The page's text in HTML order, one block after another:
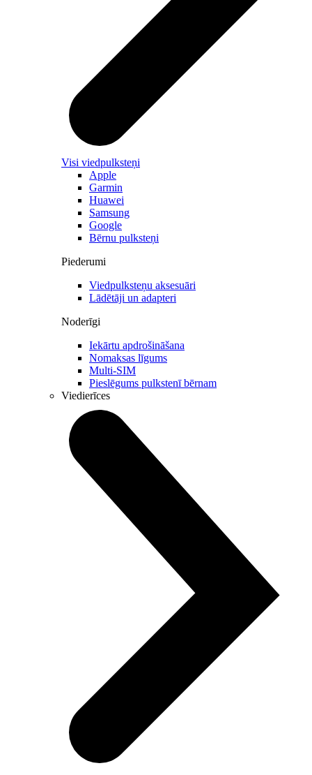
Visi viedpulksteņi
Apple
Garmin
Huawei
Samsung
Google
Bērnu pulksteņi
Piederumi
Viedpulksteņu aksesuāri
Lādētāji un adapteri
Noderīgi
Iekārtu apdrošināšana
Nomaksas līgums
Multi-SIM
Pieslēgums pulkstenī bērnam
Viedierīces